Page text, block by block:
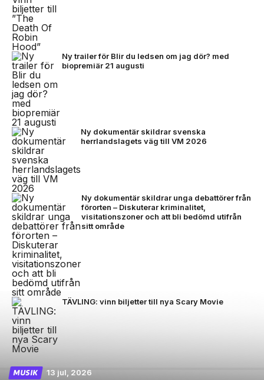
Ny trailer för Blir du ledsen om jag dör? med
biopremiär 21 augusti
Ny dokumentär skildrar svenska
herrlandslagets väg till VM 2026
Ny dokumentär skildrar unga debattörer från
förorten – Diskuterar kriminalitet,
visitationszoner och att bli bedömd utifrån
sitt område
TÄVLING: vinn biljetter till nya Scary Movie
MUSIK 13 jul, 2026